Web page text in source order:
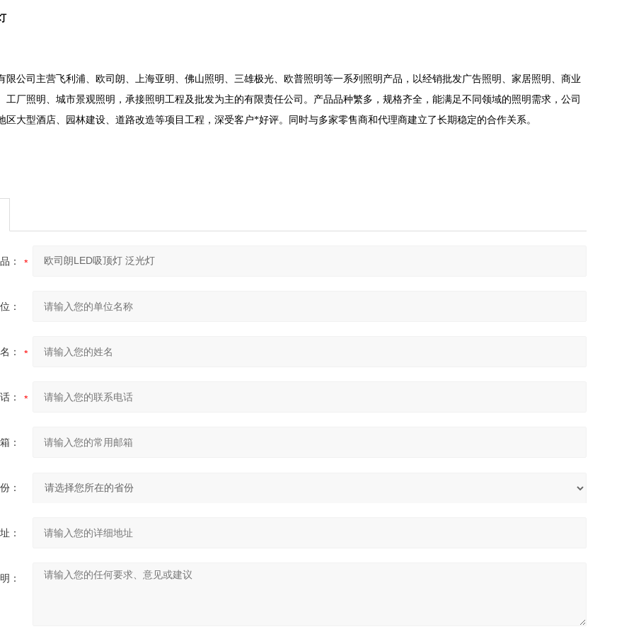
限公司主营飞利浦、欧司朗、上海亚明、佛山照明、三雄极光、欧普照明等一系列照明产品，以经销批发广告照明、家居照明、商业
工厂照明、城市景观照明，承接照明工程及批发为主的有限责任公司。产品品种繁多，规格齐全，能满足不同领域的照明需求，公司
区大型酒店、园林建设、道路改造等项目工程，深受客户*好评。同时与多家零售商和代理商建立了长期稳定的合作关系。
：
：
：
：
：
：
：
：